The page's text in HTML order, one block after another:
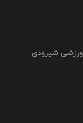
ورزشی شیرودی